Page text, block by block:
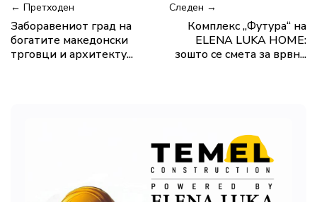
← Претходен
Заборавениот град на
богатите македонски
трговци и архитекту...
Следен →
Комплекс „Футура“ на
ELENA LUKA HOME:
зошто се смета за врвн...